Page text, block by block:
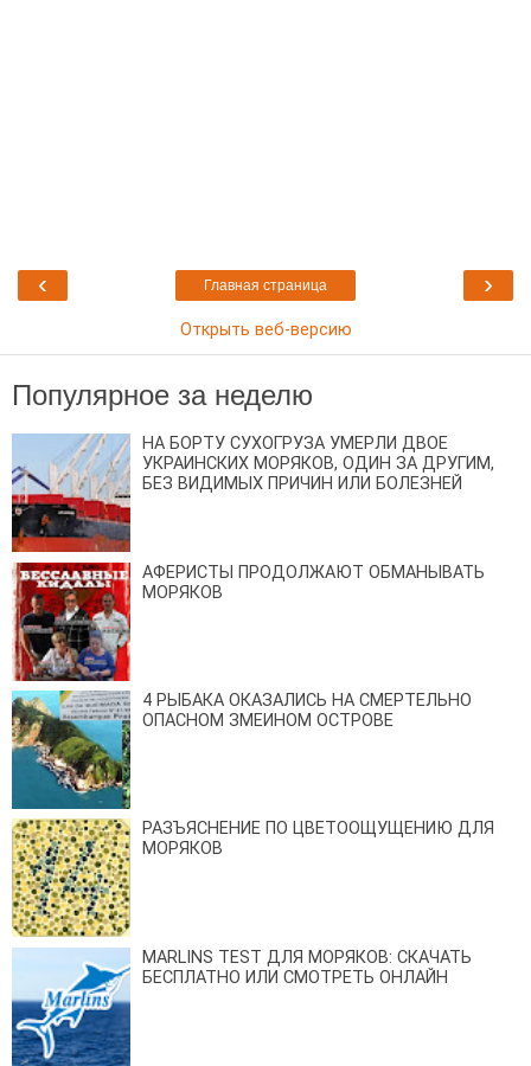
‹ ›
Главная страница
Открыть веб-версию
Популярное за неделю
НА БОРТУ СУХОГРУЗА УМЕРЛИ ДВОЕ
УКРАИНСКИХ МОРЯКОВ, ОДИН ЗА ДРУГИМ,
БЕЗ ВИДИМЫХ ПРИЧИН ИЛИ БОЛЕЗНЕЙ
АФЕРИСТЫ ПРОДОЛЖАЮТ ОБМАНЫВАТЬ
МОРЯКОВ
4 РЫБАКА ОКАЗАЛИСЬ НА СМЕРТЕЛЬНО
ОПАСНОМ ЗМЕИНОМ ОСТРОВЕ
РАЗЪЯСНЕНИЕ ПО ЦВЕТООЩУЩЕНИЮ ДЛЯ
МОРЯКОВ
MARLINS TEST ДЛЯ МОРЯКОВ: СКАЧАТЬ
БЕСПЛАТНО ИЛИ СМОТРЕТЬ ОНЛАЙН